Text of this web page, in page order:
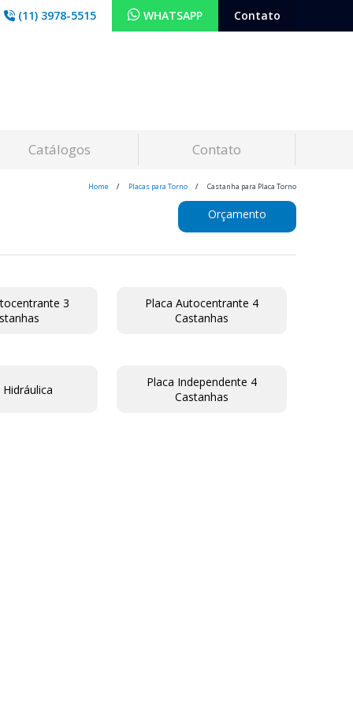
Contato
WHATSAPP
(11) 3978-5515
Catálogos Contato
Home Placas para Torno Castanha para Placa Torno
Orçamento
3
Placa Autocentrante 4
Castanhas
Hidráulica
Placa Independente 4
Castanhas